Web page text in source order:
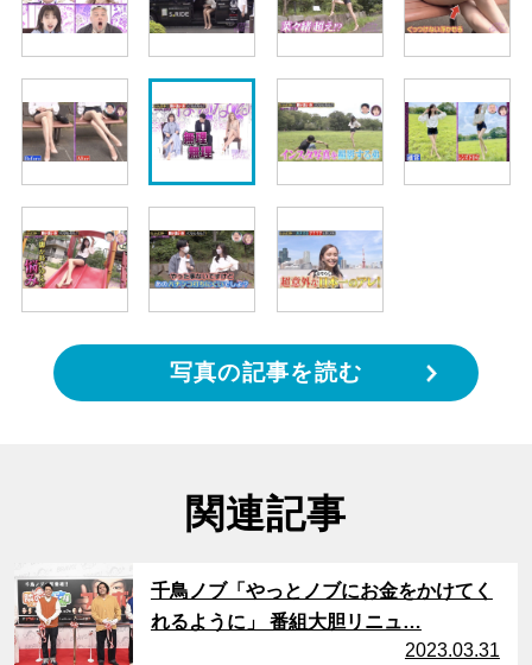
写真の記事を読む
関連記事
千鳥ノブ「やっとノブにお金をかけてく
れるように」 番組大胆リニュ…
2023.03.31